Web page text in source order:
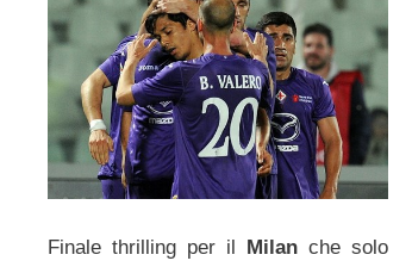
Finale thrilling per il Milan che solo